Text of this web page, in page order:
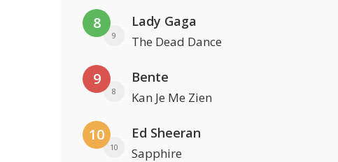
8
9
Lady Gaga
The Dead Dance
9
8
Bente
Kan Je Me Zien
10
10
Ed Sheeran
Sapphire